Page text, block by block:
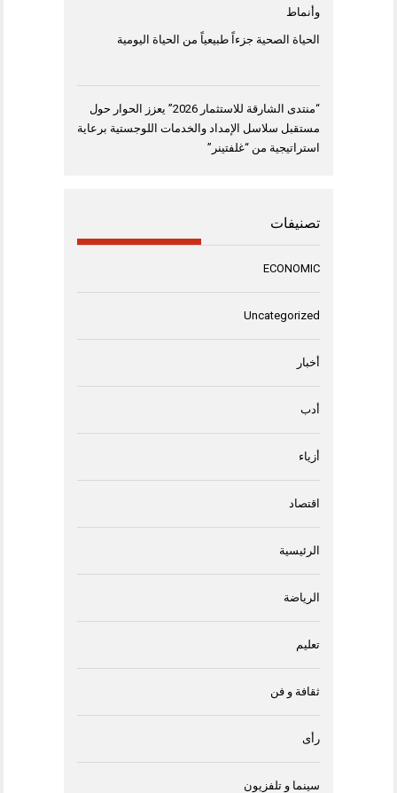
وأنماط
الحياة الصحية جزءاً طبيعياً من الحياة اليومية
“منتدى الشارقة للاستثمار 2026” يعزز الحوار حول
مستقبل سلاسل الإمداد والخدمات اللوجستية برعاية
استراتيجية من “غلفتينر”
تصنيفات
ECONOMIC
Uncategorized
أخبار
أدب
أزياء
اقتصاد
الرئيسية
الرياضة
تعليم
ثقافة و فن
رأى
سينما و تلفزيون